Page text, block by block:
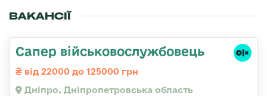
ВАКАНСІЇ
Сапер військовослужбовець
від 22000 до 125000 грн
Дніпро, Дніпропетровська область